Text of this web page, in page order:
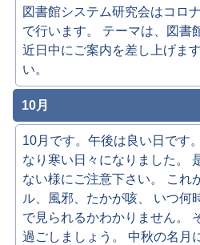
図書館システム研究会はコロ
で行います。 テーマは、図書
近日中にご案内を差し上げま
い。
10月
10月です。午後は良い日です
なり寒い日々になりました。
ない様にご注意下さい。 これ
ル、風邪、たかが咳、 いつ何
で見られるかわかりません。
過ごしましょう。 中秋の名月